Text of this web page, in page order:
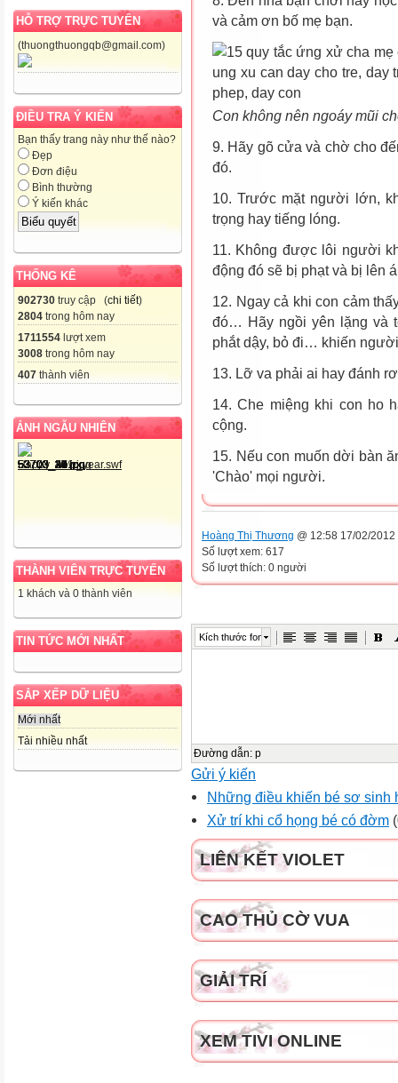
HỖ TRỢ TRỰC TUYẾN
(thuongthuongqb@gmail.com)
ĐIỀU TRA Ý KIẾN
Bạn thấy trang này như thế nào?
Đẹp
Đơn điệu
Bình thường
Ý kiến khác
THỐNG KÊ
902730 truy cập (chi tiết)
2804 trong hôm nay
1711554 lượt xem
3008 trong hôm nay
407 thành viên
ẢNH NGẪU NHIÊN
THÀNH VIÊN TRỰC TUYẾN
1 khách và 0 thành viên
TIN TỨC MỚI NHẤT
SẮP XẾP DỮ LIỆU
Mới nhất
Tải nhiều nhất
và cảm ơn bố mẹ bạn.
Con không nên ngoáy mũi
9. Hãy gõ cửa và chờ cho
đó.
10. Trước mặt người lớn,
trọng hay tiếng lóng.
11. Không được lôi người
động đó sẽ bị phạt và bị lên
12. Ngay cả khi con cảm
đó… Hãy ngồi yên lặng và
phắt dậy, bỏ đi… khiến
13. Lỡ va phải ai hay đánh
14. Che miệng khi con ho
cộng.
15. Nếu con muốn dời bàn
'Chào' mọi người.
Hoàng Thị Thương @ 12:58 17/02/2012
Số lượt xem: 617
Số lượt thích: 0 người
Kích thước font
Đường dẫn: p
Gửi ý kiến
Những điều khiến bé sơ sinh
Xử trí khi cổ họng bé có đờm
LIÊN KẾT VIOLET
CAO THỦ CỜ VUA
GIẢI TRÍ
XEM TIVI ONLINE